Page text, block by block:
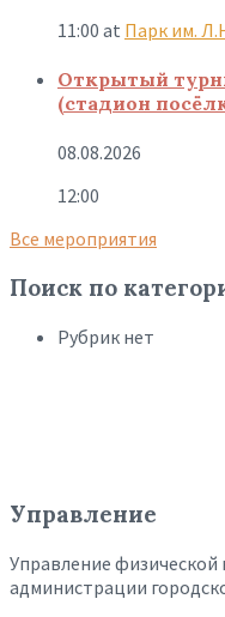
11:00 at Парк им.
Открытый
(стадион
08.08.2026
12:00
Все мероприятия
Поиск по
Рубрик нет
Управление
Управление физической
администрации